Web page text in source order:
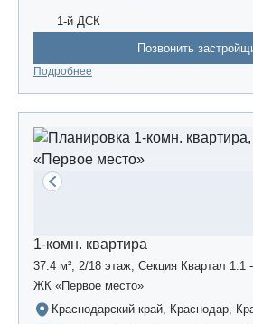
1-й ДСК
Позвонить
Подробнее
1-комн. квартира
37.4 м², 2/18 этаж, Секция Квартал 1.1
ЖК «Первое место»
Краснодарский край, Краснодар,